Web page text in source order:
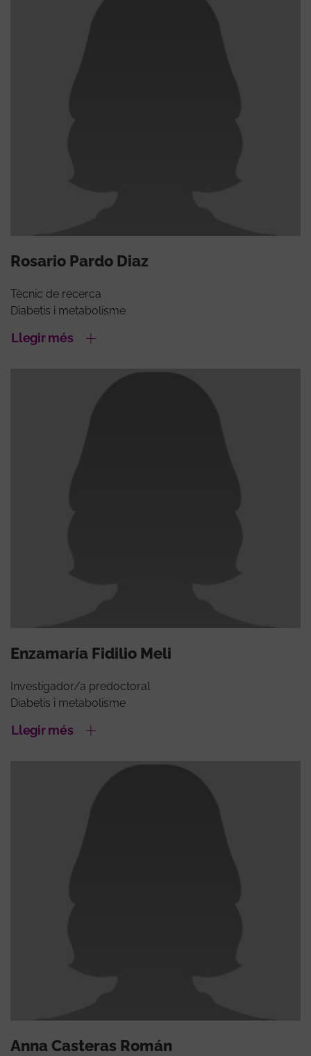
Rosario Pardo Diaz
Tècnic de recerca
Diabetis i metabolisme
Llegir més
Enzamaría Fidilio Meli
Investigador/a predoctoral
Diabetis i metabolisme
Llegir més
Anna Casteras Román